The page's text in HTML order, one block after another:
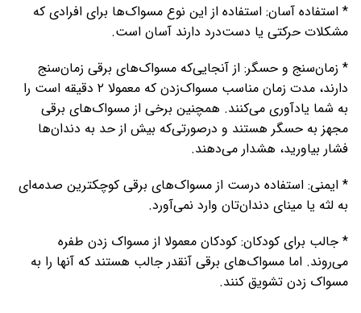
* استفاده آسان: استفاده از این نوع مسواک‌ها برای افرادی که
مشکلات حرکتی یا دست‌درد دارند آسان است.
* زمان‌سنج و حسگر: از آنجایی‌که مسواک‌های برقی زمان‌سنج
دارند، مدت زمان مناسب مسواک‌زدن که معمولا ۲ دقیقه است را
به شما یادآوری می‌کنند. همچنین برخی از مسواک‌های برقی
مجهز به حسگر هستند و درصورتی‌که بیش از حد به دندان‌ها
فشار بیاورید، هشدار می‌دهند.
* ایمنی: استفاده درست از مسواک‌های برقی کوچکترین صدمه‌ای
به لثه‌ یا مینای دندان‌تان وارد نمی‌آورد.
* جالب برای کودکان: کودکان معمولا از مسواک زدن طفره
می‌روند. اما مسواک‌های برقی آنقدر جالب هستند که آنها را به
مسواک زدن تشویق کنند.